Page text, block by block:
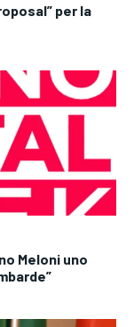
per la
Meloni uno